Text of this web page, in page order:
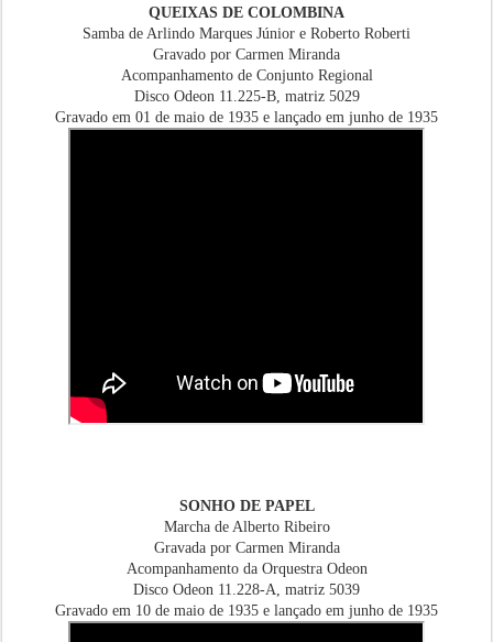
QUEIXAS DE COLOMBINA
Samba de Arlindo Marques Júnior e Roberto Roberti
Gravado por Carmen Miranda
Acompanhamento de Conjunto Regional
Disco Odeon 11.225-B, matriz 5029
Gravado em 01 de maio de 1935 e lançado em junho de 1935
SONHO DE PAPEL
Marcha de Alberto Ribeiro
Gravada por Carmen Miranda
Acompanhamento da Orquestra Odeon
Disco Odeon 11.228-A, matriz 5039
Gravado em 10 de maio de 1935 e lançado em junho de 1935